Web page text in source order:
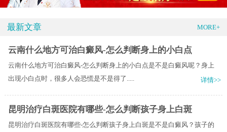
最新文章 MORE+
云南什么地方可治白癜风-怎么判断身上的小白点
云南什么地方可治白癜风-怎么判断身上的小白点是不是白癜风呢？身上
出现小白点时，很多人会恐慌是不是得了.....
详情>>
昆明治疗白斑医院有哪些-怎么判断孩子身上白斑
昆明治疗白斑医院有哪些-怎么判断孩子身上白斑是不是白癜风？孩子的